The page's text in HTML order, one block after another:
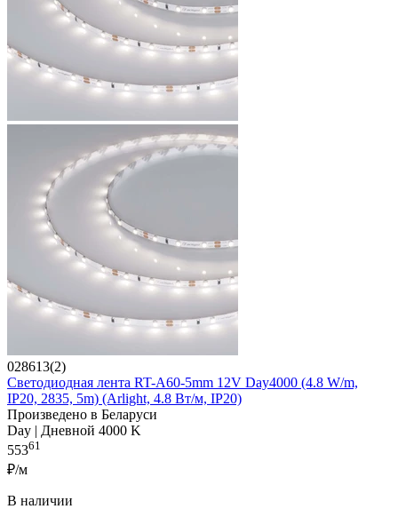
028613(2)
Светодиодная лента RT-A60-5mm 12V Day4000 (4.8 W/m,
IP20, 2835, 5m) (Arlight, 4.8 Вт/м, IP20)
Произведено в Беларуси
Day | Дневной 4000 K
55361
₽/м
В наличии